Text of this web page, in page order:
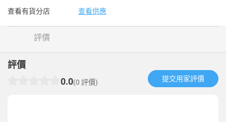
查看有貨分店 查看供應
評價
評價
0.0(0 評價) 提交用家評價​